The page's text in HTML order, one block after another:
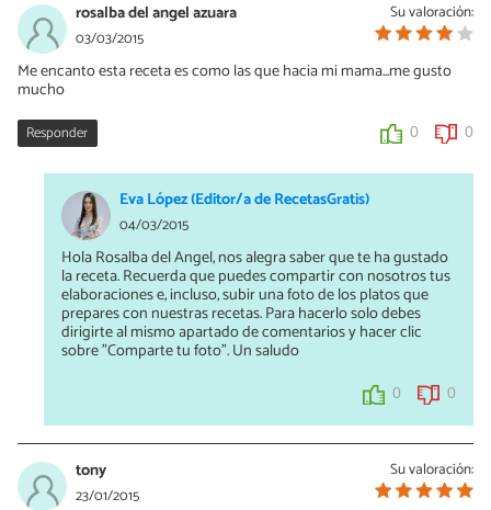
Su valoración:
rosalba del angel azuara
03/03/2015
Me encanto esta receta es como las que hacia mi mama...me gusto
mucho
Responder 0 0
Eva López (Editor/a de RecetasGratis)
04/03/2015
Hola Rosalba del Angel, nos alegra saber que te ha gustado
la receta. Recuerda que puedes compartir con nosotros tus
elaboraciones e, incluso, subir una foto de los platos que
prepares con nuestras recetas. Para hacerlo solo debes
dirigirte al mismo apartado de comentarios y hacer clic
sobre "Comparte tu foto". Un saludo
0 0
Su valoración:
tony
23/01/2015